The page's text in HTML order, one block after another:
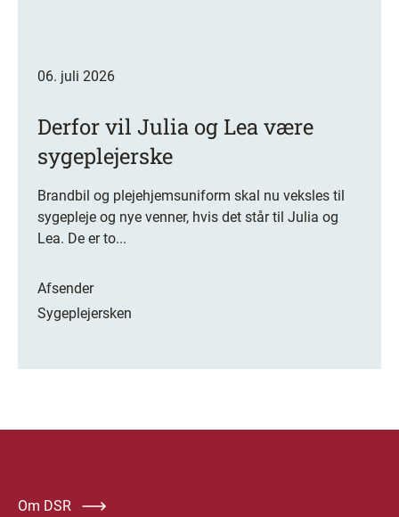
06. juli 2026
Derfor vil Julia og Lea være
sygeplejerske
Brandbil og plejehjemsuniform skal nu veksles til
sygepleje og nye venner, hvis det står til Julia og
Lea. De er to...
Afsender
Sygeplejersken
Om DSR